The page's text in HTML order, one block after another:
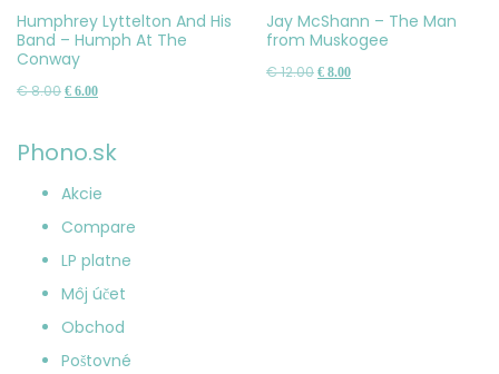
do
košíka
Humphrey Lyttelton And His
Band – Humph At The
Conway
€8.00Pôvodná
bola:
€ 6.00Aktuálna
je:
do
Jay McShann – The Man
from Muskogee
€12.00Pôvodná
€ 8.00Aktuálna
Phono.sk
Akcie
Compare
LP platne
Môj účet
Obchod
Poštovné